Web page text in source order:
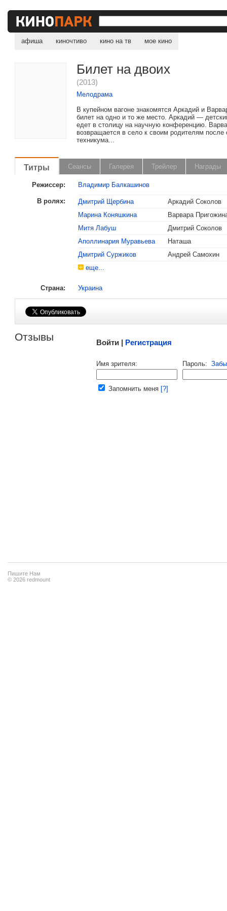
афиша киночтиво кино на тв мое кино
Билет на двоих
(2013)
Мелодрама
В купейном вагоне знакомятся Аркадий и
билет на одно и то же место. Аркадий —
едет в столицу на научную конференцию.
возвращается в село к своим родителям после
техникума...
Титры Сеансы Галерея Трейлер Награды
Режиссер: Владимир Балкашинов
В ролях: Дмитрий Щербина
Аркадий Соколов
Марина Коняшкина
Варвара
Митя Лабуш
Дмитрий Соколов
Аполлинария Муравьева
Наташа
Дмитрий Суржиков
Андрей Самохин
еще...
Страна: Украина
Отзывы Войти | Регистрация
Имя зрителя: Пароль:
Запомнить меня [?]
Пишите Нам
© 2026 redmount